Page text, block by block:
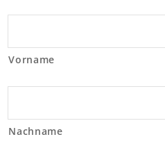
Vorname
Nachname